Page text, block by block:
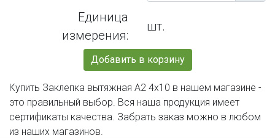
Единица
измерения:
шт.
Добавить в корзину
Купить Заклепка вытяжная А2 4х10 в нашем магазине -
это правильный выбор. Вся наша продукция имеет
сертификаты качества. Забрать заказ можно в любом
из наших магазинов.